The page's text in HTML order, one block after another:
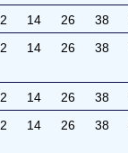
14 26 38
14 26 38
14 26 38
14 26 38